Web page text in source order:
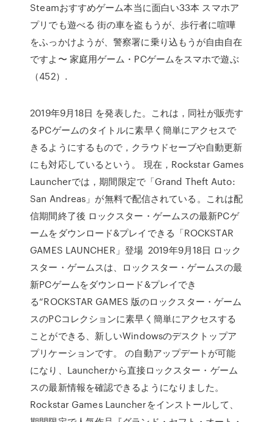
Steamおすすめゲーム本当に面白い33本 スマホア
プリでも遊べる 街の車を盗もうが、歩行者に喧嘩
をふっかけようが、警察署に乗り込もうが自由自在
ですよ〜 家庭用ゲーム・PCゲームをスマホで遊ぶ
（452）.
2019年9月18日 を発表した。これは，同社が販売す
るPCゲームのタイトルに素早く簡単にアクセスで
きるようにするもので，クラウドセーブや自動更新
にも対応しているという。 現在，Rockstar Games
Launcherでは，期間限定で「Grand Theft Auto:
San Andreas」が無料で配信されている。これは配
信期間終了後 ロックスター・ゲームスの最新PCゲ
ームをダウンロード&プレイできる「ROCKSTAR
GAMES LAUNCHER」登場 2019年9月18日 ロック
スター・ゲームスは、ロックスター・ゲームスの最
新PCゲームをダウンロード&プレイでき
る“ROCKSTAR GAMES 版のロックスター・ゲーム
スのPCコレクションに素早く簡単にアクセスする
ことができる、新しいWindowsのデスクトップア
プリケーションです。 の自動アップデートが可能
になり、Launcherから直接ロックスター・ゲーム
スの最新情報を確認できるようになりました。
Rockstar Games Launcherをインストールして、